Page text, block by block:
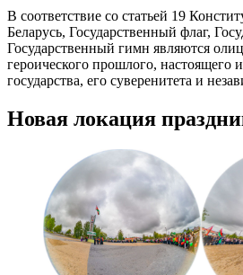
В соответствие со статьей 19
Беларусь, Государственный флаг,
Государственный гимн являются
героического прошлого, настоящего
государства, его суверенитета и
Новая локация